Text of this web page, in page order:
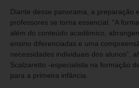
Diante desse panorama, a preparação
professores se torna essencial. “A
além do conteúdo acadêmico,
ensino diferenciadas e uma
necessidades individuais dos alunos”,
Scalzaretto -especialista na formação
para a primeira infância.